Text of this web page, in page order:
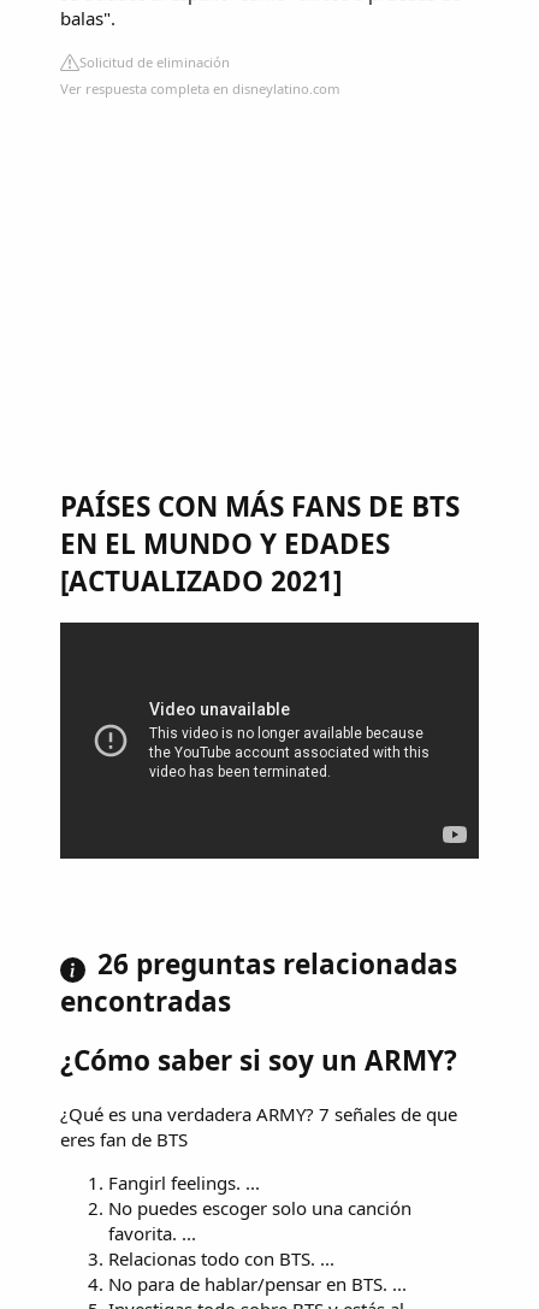
balas".
Solicitud de eliminación
Ver respuesta completa en disneylatino.com
PAÍSES CON MÁS FANS DE BTS
EN EL MUNDO Y EDADES
[ACTUALIZADO 2021]
26 preguntas relacionadas
encontradas
¿Cómo saber si soy un ARMY?
¿Qué es una verdadera ARMY? 7 señales de que
eres fan de BTS
Fangirl feelings. ...
No puedes escoger solo una canción
favorita. ...
Relacionas todo con BTS. ...
No para de hablar/pensar en BTS. ...